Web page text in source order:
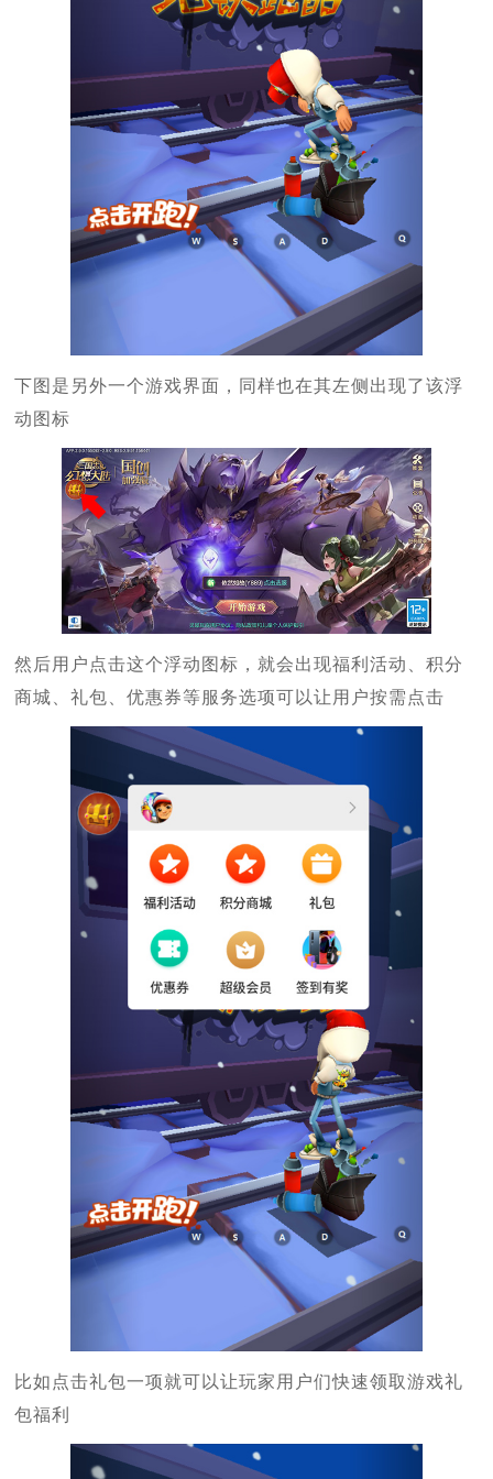
下图是另外一个游戏界面，同样也在其左侧出现了该浮
动图标
然后用户点击这个浮动图标，就会出现福利活动、积分
商城、礼包、优惠券等服务选项可以让用户按需点击
比如点击礼包一项就可以让玩家用户们快速领取游戏礼
包福利